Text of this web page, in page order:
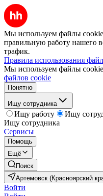
Мы используем файлы
правильную работу нашего
трафик.
Правила использования
Мы используем файлы
файлов cookie
Понятно
Ищу сотрудника
Ищу работу
Ищу
Ищу сотрудника
Сервисы
Помощь
Ещё
Поиск
Артемовск (Красноярский
Войти